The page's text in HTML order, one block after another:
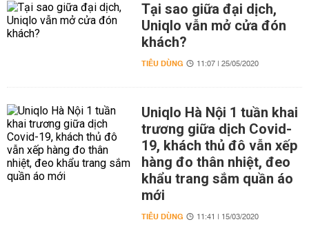
Tại sao giữa đại dịch,
Uniqlo vẫn mở cửa đón
khách?
TIÊU DÙNG 11:07 | 25/05/2020
Uniqlo Hà Nội 1 tuần khai
trương giữa dịch Covid-
19, khách thủ đô vẫn xếp
hàng đo thân nhiệt, đeo
khẩu trang sắm quần áo
mới
TIÊU DÙNG 11:41 | 15/03/2020